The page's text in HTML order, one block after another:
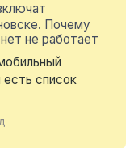
Почему
не работает
список